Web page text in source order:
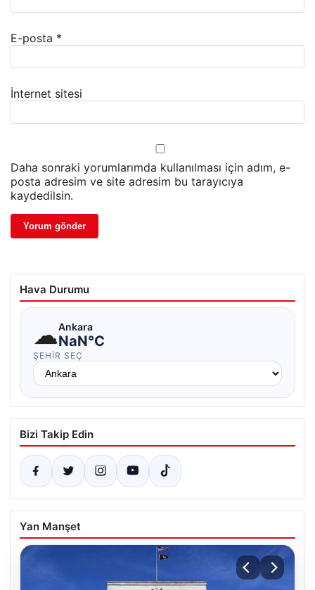
E-posta *
İnternet sitesi
Daha sonraki yorumlarımda kullanılması için adım, e-
posta adresim ve site adresim bu tarayıcıya
kaydedilsin.
Hava Durumu
☁Ankara
NaN°C
ŞEHIR SEÇ
Bizi Takip Edin
Yan Manşet